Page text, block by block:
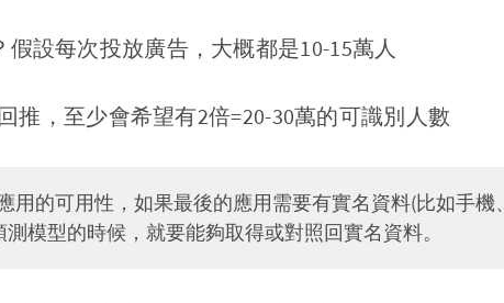
設每次投放廣告，大概都是10-15萬人
推，至少會希望有2倍=20-30萬的可識別人數
用的可用性，如果最後的應用需要有實名資料(比如手機、
模型的時候，就要能夠取得或對照回實名資料。